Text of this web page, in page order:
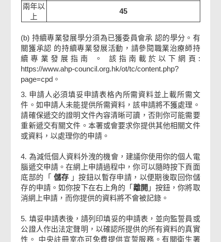
兩年以
上
45
(b) 持續專業發展學分須為已獲委員會承 認的學分。有
關獲承認 的持續專業發展活動，請參閱職業治療師持
續專業發展指南 。 該指南載於以下網頁:
https://www.ahp-council.org.hk/ot/tc/content.php?
page=cpd。
3. 申請人必須填妥申請表格內所需資料並上載所需文
件。如申請人未能提供所需資料，該申請將不獲處理。
請確保遞交的證明文件內容清晰可讀，否則你可能需要
重新遞交有關文件。本署或會要求你提供其他相關文件
或資料，以處理你的申請。
4. 為減低個人資料外洩的機會，建議你使用你的個人電
腦遞交申請。在網上申請過程中，你可以隨時按下頁面
底部的「 儲存 」按鈕以暫存申請，以便期後取回你儲
存的申請。如你按下在右上角的「 離開 」按鈕，你將取
消網上申請，而你提供的資料將不會被記錄。
5. 填妥申請表後，請列印填妥的申請表，並向監誓員或
公證人作出法定聲明，以確認所提供的所有資料的真實
性。 中央註冊室亦可免費提供宣誓服務。有關衛生署